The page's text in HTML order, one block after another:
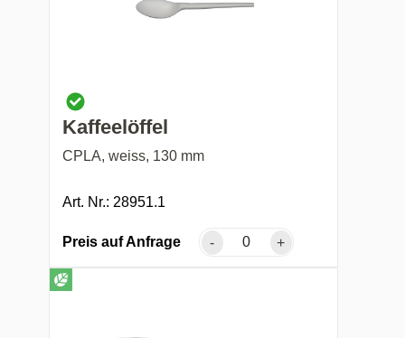
Kaffeelöffel
CPLA, weiss, 130 mm
Art. Nr.: 28951.1
Preis auf Anfrage - +